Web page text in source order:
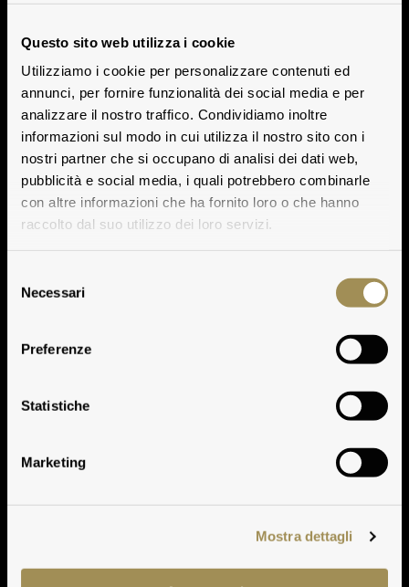
Questo sito web utilizza i cookie
Utilizziamo i cookie per personalizzare contenuti ed
annunci, per fornire funzionalità dei social media e per
analizzare il nostro traffico. Condividiamo inoltre
informazioni sul modo in cui utilizza il nostro sito con i
nostri partner che si occupano di analisi dei dati web,
pubblicità e social media, i quali potrebbero combinarle
con altre informazioni che ha fornito loro o che hanno
raccolto dal suo utilizzo dei loro servizi.
delNecessari
Preferenze
Statistiche
Marketing
Mostra dettagli